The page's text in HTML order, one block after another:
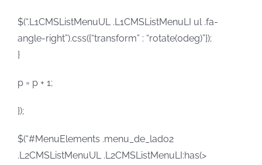
$(“.L1CMSListMenuUL .L1CMSListMenuLI ul .fa-
angle-right”).css({“transform” : “rotate(0deg)”});
}
p = p + 1;
});
$(“#MenuElements .menu_de_lado2
.L2CMSListMenuUL .L2CMSListMenuLI:has(>